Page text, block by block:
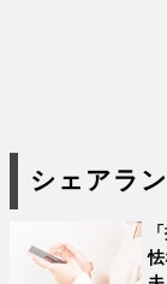
シェアラ